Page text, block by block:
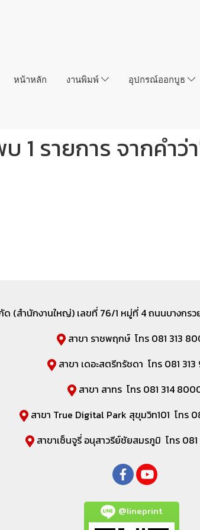
หน้าหลัก งานพิมพ์ อุปกรณ์ออกบูธ
1 รายการ จากคำ
(สำนักงานใหญ่) เลขที่ 76/1 หมู่ที่ 4 ถนนบางกรว
สาขา ราชพฤกษ์ โทร 081 313
สาขา เดอะสตรีทรัชดา โทร 081
สาขา สาทร โทร 081 314
สาขา True Digital Park สุขุมวิท101 โทร
สาขาเซ็นจูรี่ อนุสาวรีย์ชัยสมรภูมิ โทร
@lineprint